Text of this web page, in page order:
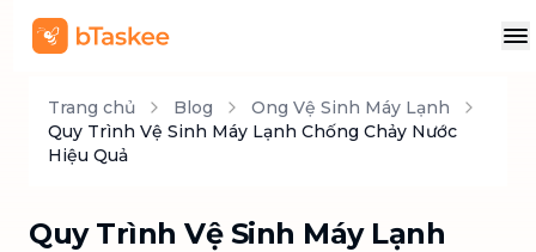
Trang chủ Blog
Ong Vệ Sinh Máy Lạnh
Quy Trình Vệ Sinh Máy Lạnh Chống Chảy Nước
Hiệu Quả
Quy Trình Vệ Sinh Máy Lạnh